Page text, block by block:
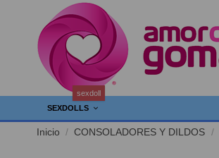
SEXDOLLS
sexdoll
Inicio CONSOLADORES Y DILDOS